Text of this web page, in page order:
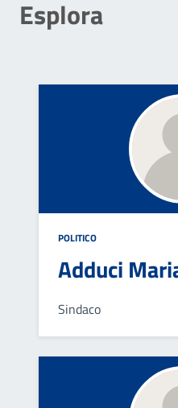
Esplora
POLITICO
Adduci
Sindaco